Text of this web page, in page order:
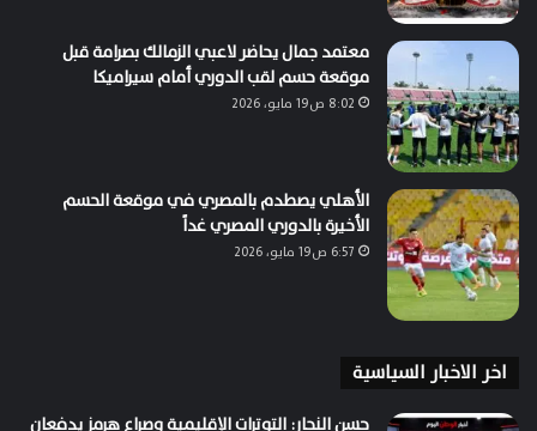
معتمد جمال يحاضر لاعبي الزمالك بصرامة قبل
موقعة حسم لقب الدوري أمام سيراميكا
8:02 ص19 مايو، 2026
الأهلي يصطدم بالمصري في موقعة الحسم
الأخيرة بالدوري المصري غداً
6:57 ص19 مايو، 2026
اخر الاخبار السياسية
حسن النجار: التوترات الإقليمية وصراع هرمز يدفعان